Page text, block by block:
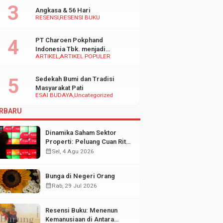
RESENSI RESENSI BUKU
Angkasa & 56 Hari
ARTIKELARTIKEL POPULER
PT Charoen Pokphand
Indonesia Tbk. menjadi
inspirasi Bagi UMKM di
ESAI BUDAYAUncategorized
Sedekah Bumi dan Tradisi
Masyarakat Pati
Dinamika Saham Sektor
Properti: Peluang Cuan Ritel
di Tengah Fluktuasi Pasar
calendar_monthSel, 4 Agu 2026
Bunga di Negeri Orang
calendar_monthRab, 29 Jul 2026
Resensi Buku: Menenun
Kemanusiaan di Antara